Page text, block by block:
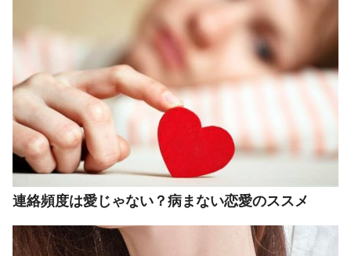
連絡頻度は愛じゃない？病まない恋愛のススメ